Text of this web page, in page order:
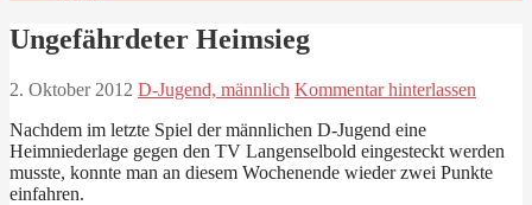
Ungefährdeter Heimsieg
2. Oktober 2012 D-Jugend, männlich Kommentar hinterlassen
Nachdem im letzte Spiel der männlichen D-Jugend eine
Heimniederlage gegen den TV Langenselbold eingesteckt werden
musste, konnte man an diesem Wochenende wieder zwei Punkte
einfahren.